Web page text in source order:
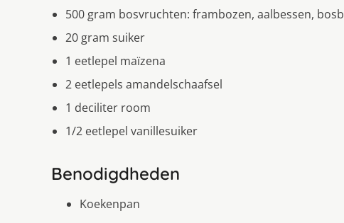
500 gram bosvruchten: frambozen, aalbessen,
20 gram suiker
1 eetlepel maïzena
2 eetlepels amandelschaafsel
1 deciliter room
1/2 eetlepel vanillesuiker
Benodigdheden
Koekenpan